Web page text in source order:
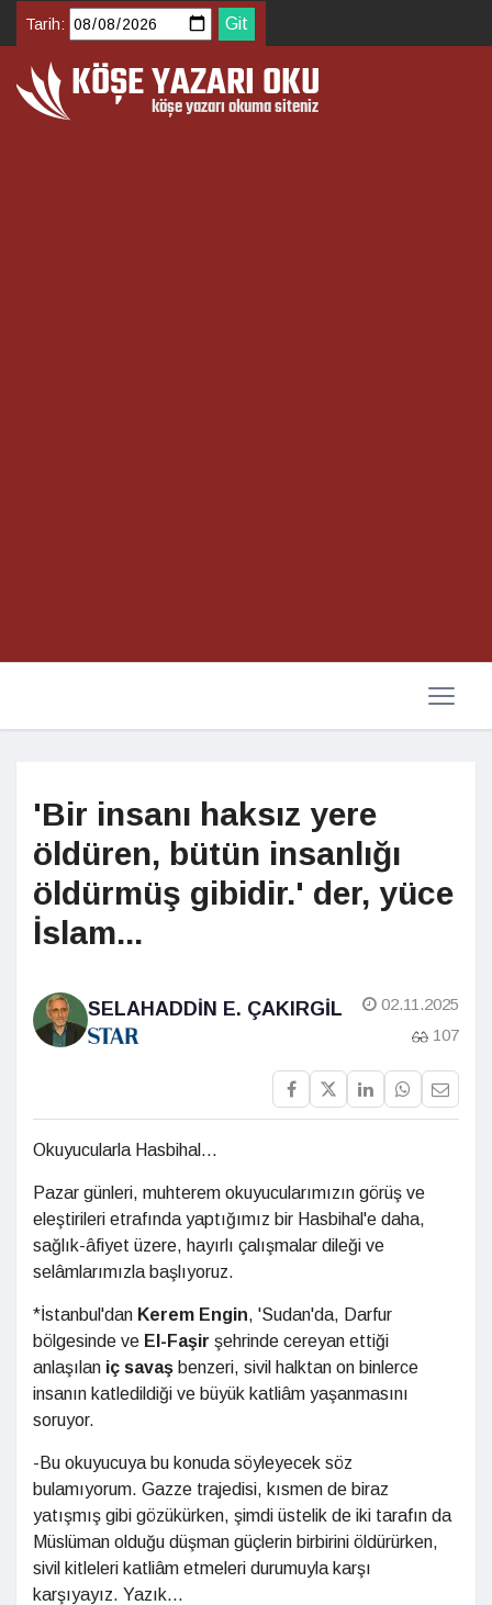
Tarih:
'Bir insanı haksız yere
öldüren, bütün insanlığı
öldürmüş gibidir.' der, yüce
İslam...
SELAHADDIN E. ÇAKIRGIL
02.11.2025
107
Okuyucularla Hasbihal...
Pazar günleri, muhterem okuyucularımızın görüş ve
eleştirileri etrafında yaptığımız bir Hasbihal'e daha,
sağlık-âfiyet üzere, hayırlı çalışmalar dileği ve
selâmlarımızla başlıyoruz.
*İstanbul'dan Kerem Engin, 'Sudan'da, Darfur
bölgesinde ve El-Faşir şehrinde cereyan ettiği
anlaşılan iç savaş benzeri, sivil halktan on binlerce
insanın katledildiği ve büyük katliâm yaşanmasını
soruyor.
-Bu okuyucuya bu konuda söyleyecek söz
bulamıyorum. Gazze trajedisi, kısmen de biraz
yatışmış gibi gözükürken, şimdi üstelik de iki tarafın da
Müslüman olduğu düşman güçlerin birbirini öldürürken,
sivil kitleleri katliâm etmeleri durumuyla karşı
karşıyayız. Yazık...